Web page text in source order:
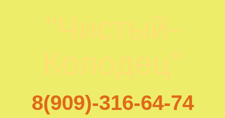
8(909)-316-64-74